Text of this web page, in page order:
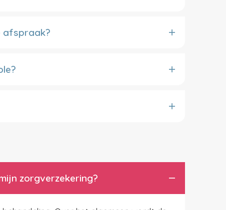
afspraak?
zorgverzekering?